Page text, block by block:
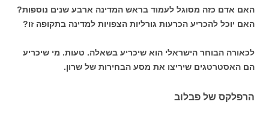
האם אדם כזה מסוגל לעמוד בראש המדינה ארבע שנים נוספות?
האם יוכל להכריע הכרעות גורליות הצפויות למדינה בתקופה זו?
לכאורה הבוחר הישראלי הוא שיכריע בשאלה. טעות. מי שיכריע
הם האסטרטגים שיריצו את מסע הבחירות של שרון.
הרפלקס של פבלוב